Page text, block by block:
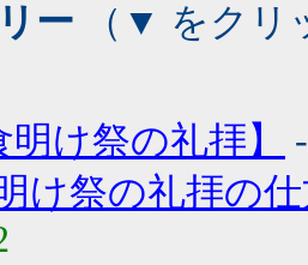
ー （▼ をクリ
明け祭の礼拝】
け祭の礼拝の